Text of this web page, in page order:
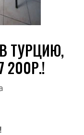
ТУРЦИЮ,
200Р.!